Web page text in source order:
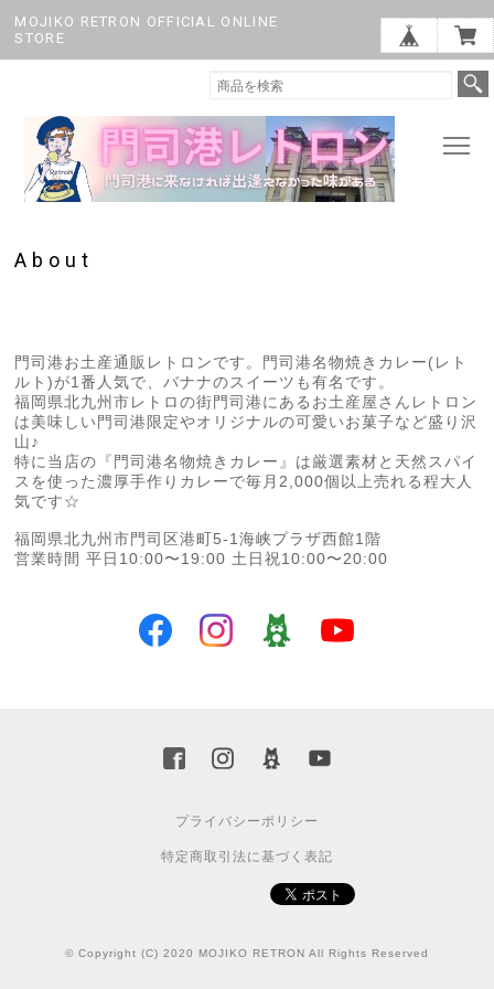
MOJIKO RETRON OFFICIAL ONLINE
STORE
About
門司港お土産通販レトロンです。門司港名物焼きカレー(レト
ルト)が1番人気で、バナナのスイーツも有名です。
福岡県北九州市レトロの街門司港にあるお土産屋さんレトロン
は美味しい門司港限定やオリジナルの可愛いお菓子など盛り沢
山♪
特に当店の『門司港名物焼きカレー』は厳選素材と天然スパイ
スを使った濃厚手作りカレーで毎月2,000個以上売れる程大人
気です☆
福岡県北九州市門司区港町5-1海峡プラザ西館1階
営業時間 平日10:00〜19:00 土日祝10:00〜20:00
プライバシーポリシー
特定商取引法に基づく表記
© Copyright (C) 2020 MOJIKO RETRON All Rights Reserved